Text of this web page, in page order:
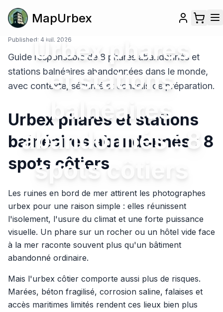
MapUrbex
Urbex phares
et stations
balnéaires
abandonnés : 8
spots côtiers
Published: 4 juil. 2026
Guide responsable de 8 phares abandonnés et
stations balnéaires abandonnées dans le monde,
avec contexte, sécurité et conseils de préparation.
Urbex phares et stations
balnéaires abandonnés : 8
spots côtiers
Les ruines en bord de mer attirent les photographes
urbex pour une raison simple : elles réunissent
l'isolement, l'usure du climat et une forte puissance
visuelle. Un phare sur un rocher ou un hôtel vide face
à la mer raconte souvent plus qu'un bâtiment
abandonné ordinaire.
Mais l'urbex côtier comporte aussi plus de risques.
Marées, béton fragilisé, corrosion saline, falaises et
accès maritimes limités rendent ces lieux bien plus